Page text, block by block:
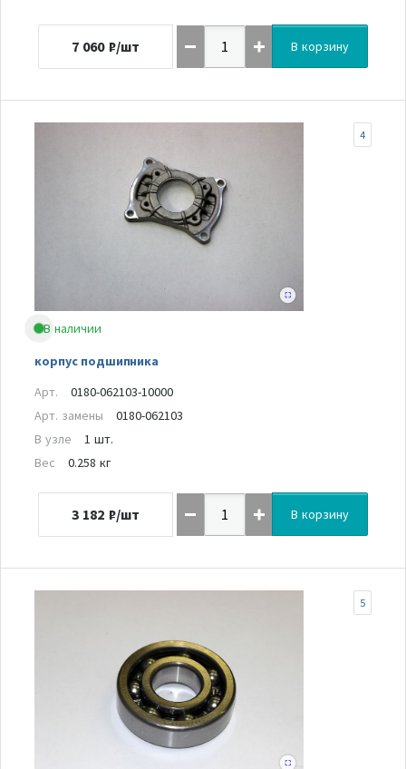
7 060 ₽/шт В корзину
В наличии
корпус подшипника
4
Арт.
0180-062103-10000
Арт. замены
0180-062103
В узле
1 шт.
Вес
0.258 кг
3 182 ₽/шт В корзину
5